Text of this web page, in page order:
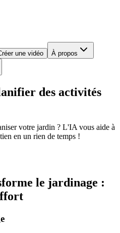
une vidéo À propos
des activités
votre jardin ? L'IA vous aide à
en un rien de temps !
le jardinage :